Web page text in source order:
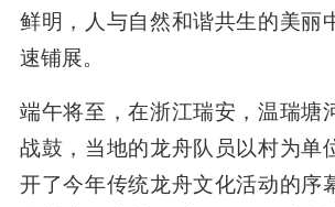
鲜明，人与自然和谐共生的美丽
速铺展。
端午将至，在浙江瑞安，温瑞塘
战鼓，当地的龙舟队员以村为单
开了今年传统龙舟文化活动的序